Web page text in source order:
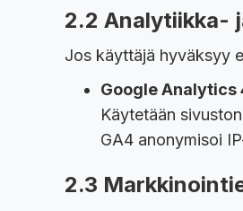
2.2 Analytiikka-
Jos käyttäjä hyväksyy
Google Analytics
Käytetään
GA4 anonymisoi
2.3